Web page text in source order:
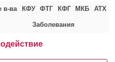
в-ва КФУ ФТГ КФГ МКБ АТХ
Заболевания